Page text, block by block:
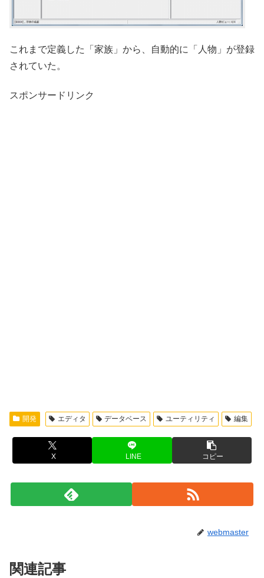
これまで定義した「家族」から、自動的に「人物」が登録
されていた。
スポンサードリンク
開発 エディタ データベース ユーティリティ 編集
X LINE コピー
webmaster
関連記事